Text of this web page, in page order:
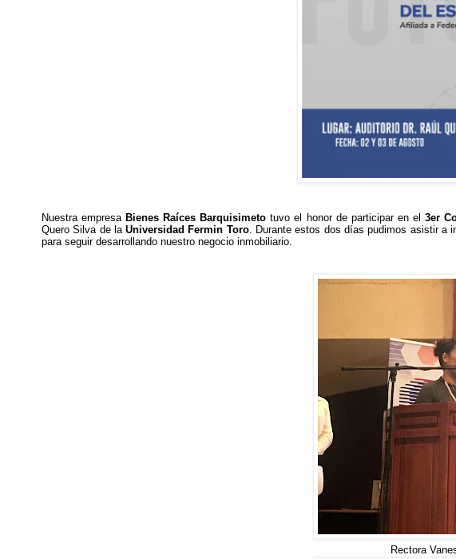
Nuestra empresa Bienes Raíces Barquisimeto tuvo el honor de participar en el 3er
Quero Silva de laUniversidad Fermin Toro. Durante estos dos días pudimos asistir a
para seguir desarrollando nuestro negocio inmobiliario.
Rectora